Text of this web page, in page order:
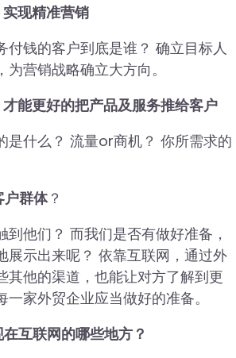
现精准营销
付钱的客户到底是谁？ 确立目标人
营销战略确立大方向。
能更好的把产品及服务推给客户
是什么？ 流量or商机？ 你所需求的
户群体？
到他们？ 而我们是否有做好准备，
展示出来呢？ 依靠互联网，通过外
其他的渠道，也能让对方了解到更
家外贸企业应当做好的准备。
互联网的哪些地方？